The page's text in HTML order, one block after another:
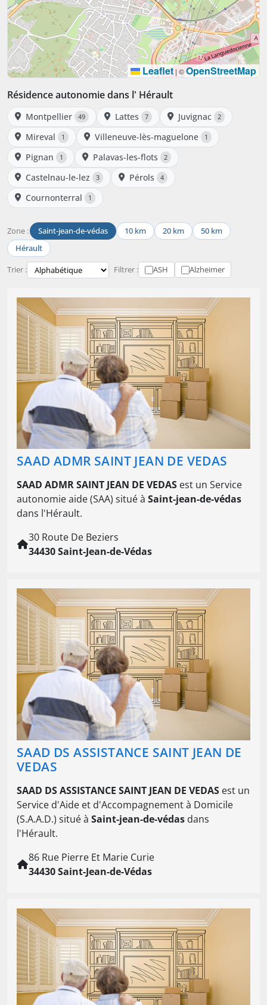
Leaflet | ©OpenStreetMap
Résidence autonomie dans l' Hérault
Montpellier 49 Lattes 7 Juvignac 2
Mireval 1 Villeneuve-lès-maguelone 1
Pignan 1 Palavas-les-flots 2
Castelnau-le-lez 3 Pérols 4
Cournonterral 1
Zone : Saint-jean-de-védas 10 km 20 km
50 km
Hérault
Trier : Filtrer : ASH Alzheimer
SAAD ADMR SAINT JEAN DE VEDAS
SAAD ADMR SAINT JEAN DE VEDAS est un Service
autonomie aide (SAA) situé à Saint-jean-de-védas
dans l'Hérault.
30 Route De Beziers
34430 Saint-Jean-de-Védas
SAAD DS ASSISTANCE SAINT JEAN DE
VEDAS
SAAD DS ASSISTANCE SAINT JEAN DE VEDAS est un
Service d'Aide et d'Accompagnement à Domicile
(S.A.A.D.) situé à Saint-jean-de-védas dans
l'Hérault.
86 Rue Pierre Et Marie Curie
34430 Saint-Jean-de-Védas